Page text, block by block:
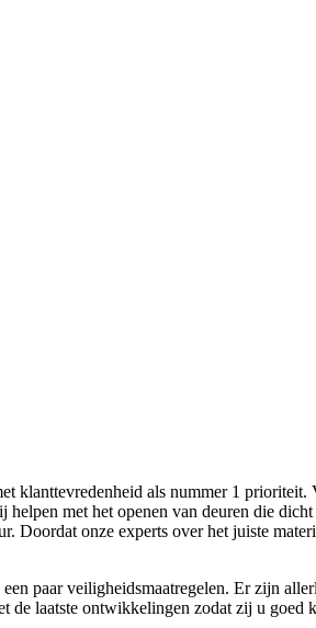
klanttevredenheid als nummer 1
met het openen van deuren die
Doordat onze experts over het juiste
paar veiligheidsmaatregelen. Er zijn
laatste ontwikkelingen zodat zij u goed